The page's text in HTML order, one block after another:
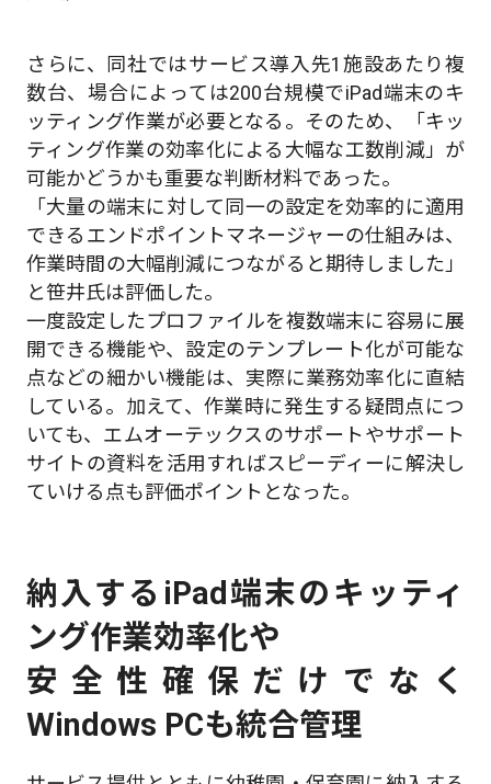
さらに、同社ではサービス導入先1施設あたり複
数台、場合によっては200台規模でiPad端末のキ
ッティング作業が必要となる。そのため、「キッ
ティング作業の効率化による大幅な工数削減」が
可能かどうかも重要な判断材料であった。
「大量の端末に対して同一の設定を効率的に適用
できるエンドポイントマネージャーの仕組みは、
作業時間の大幅削減につながると期待しました」
と笹井氏は評価した。
一度設定したプロファイルを複数端末に容易に展
開できる機能や、設定のテンプレート化が可能な
点などの細かい機能は、実際に業務効率化に直結
している。加えて、作業時に発生する疑問点につ
いても、エムオーテックスのサポートやサポート
サイトの資料を活用すればスピーディーに解決し
ていける点も評価ポイントとなった。
納入するiPad端末のキッティ
ング作業効率化や
安全性確保だけでなく
Windows PCも統合管理